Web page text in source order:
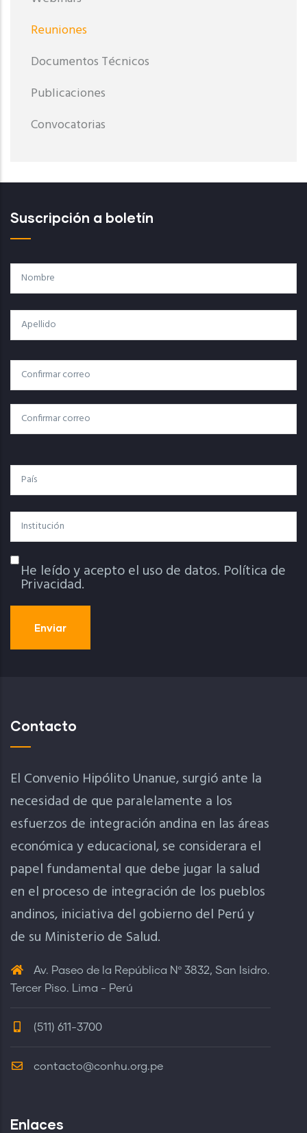
Reuniones
Documentos Técnicos
Publicaciones
Convocatorias
Suscripción a boletín
Nombre
Apellido
Correo
Electrónico
Correo Electrónico
Confirmar Correo
País
Institución
Política De Privacidad
He leído y acepto el uso de datos. Política de
Privacidad.
Contacto
El Convenio Hipólito Unanue, surgió ante la
necesidad de que paralelamente a los
esfuerzos de integración andina en las áreas
económica y educacional, se considerara el
papel fundamental que debe jugar la salud
en el proceso de integración de los pueblos
andinos, iniciativa del gobierno del Perú y
de su Ministerio de Salud.
Av. Paseo de la República Nº 3832, San Isidro.
Tercer Piso. Lima - Perú
(511) 611-3700
contacto@conhu.org.pe
Enlaces